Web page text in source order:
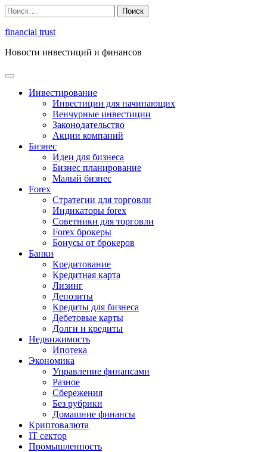
Перейти
к
содержимому
Найти:
financial trust
Новости инвестиций и финансов
Инвестирование
Инвестиции для начинающих
Венчурные инвестиции
Законодательство
Акции компаний
Бизнес
Идеи для бизнеса
Бизнес планирование
Малый бизнес
Forex
Стратегии для торговли
Индикаторы forex
Советники для торговли
Forex брокеры
Бонусы от брокеров
Банки
Кредитование
Кредитная карта
Лизинг
Депозиты
Кредиты для бизнеса
Дебетовые карты
Долги и кредиты
Недвижимость
Ипотека
Экономика
Управление финансами
Разное
Сбережения
Без рубрики
Домашние финансы
Криптовалюта
IT сектор
Промышленность